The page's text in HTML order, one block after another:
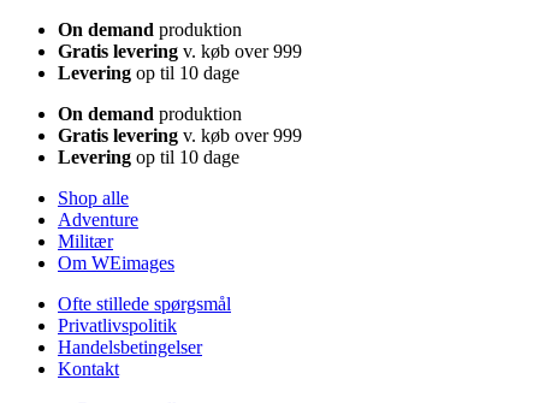
On demand produktion
Gratis levering v. køb over 999
Levering op til 10 dage
On demand produktion
Gratis levering v. køb over 999
Levering op til 10 dage
Shop alle
Adventure
Militær
Om WEimages
Ofte stillede spørgsmål
Privatlivspolitik
Handelsbetingelser
Kontakt